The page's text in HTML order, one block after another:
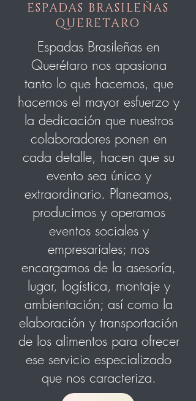
ESPADAS BRASILEÑAS
QUERETARO
Espadas Brasileñas en
Querétaro nos apasiona
tanto lo que hacemos, que
hacemos el mayor esfuerzo y
la dedicación que nuestros
colaboradores ponen en
cada detalle, hacen que su
evento sea único y
extraordinario. Planeamos,
producimos y operamos
eventos sociales y
empresariales; nos
encargamos de la asesoría,
lugar, logística, montaje y
ambientación; así como la
elaboración y transportación
de los alimentos para ofrecer
ese servicio especializado
que nos caracteriza.